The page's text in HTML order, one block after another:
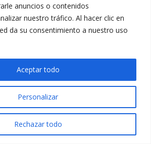
anuncios o contenidos
nuestro tráfico. Al hacer clic en
da su consentimiento a nuestro uso
Personalizar
Rechazar todo
Aceptar todo